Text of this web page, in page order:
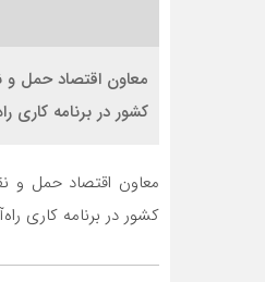
کشور در برنامه
کشور در برنامه کاری